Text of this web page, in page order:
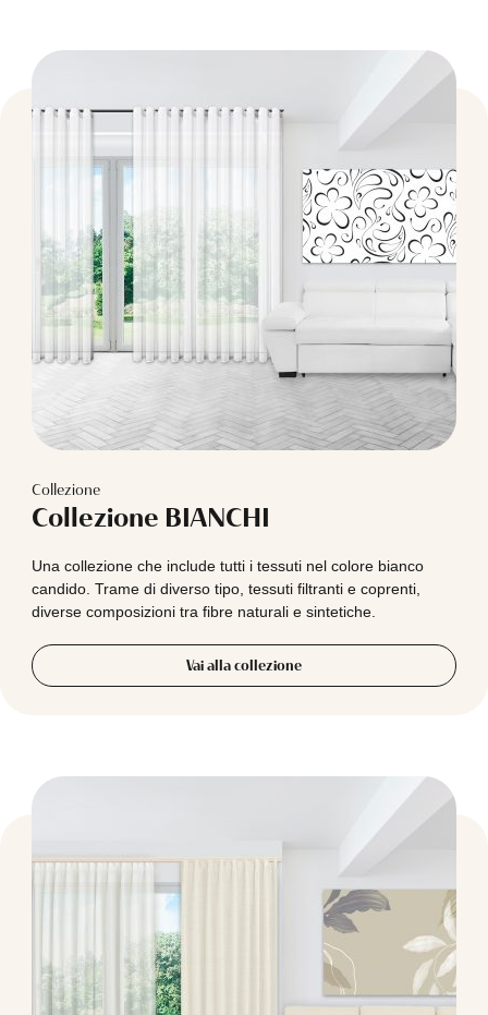
Collezione
Collezione BIANCHI
Una collezione che include tutti i tessuti nel colore bianco
candido. Trame di diverso tipo, tessuti filtranti e coprenti,
diverse composizioni tra fibre naturali e sintetiche.
Vai alla collezione